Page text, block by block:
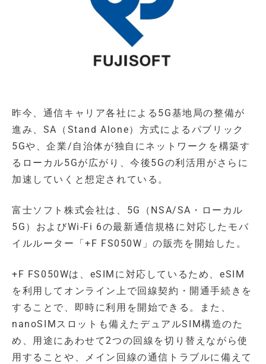
昨今、通信キャリア各社による5G基地局の整備が
進み、SA（Stand Alone）方式によるパブリック
5Gや、企業/自治体が独自にネットワークを構築す
るローカル5Gが広がり、今後5Gの利活用がさらに
加速していくと想定されている。
富士ソフト株式会社は、5G（NSA/SA・ローカル
5G）およびWi-Fi 6の最新通信規格に対応したモバ
イルルーター「+F FS050W」の販売を開始した。
+F FS050Wは、eSIMに対応しているため、eSIM
を利用してオンライン上で回線契約・開通手続きを
することで、即時に利用を開始できる。また、
nanoSIMスロットも備えたデュアルSIM構造のた
め、用途にあわせて2つの回線を切り替えながら使
用することや、メイン回線の通信トラブルに備えて